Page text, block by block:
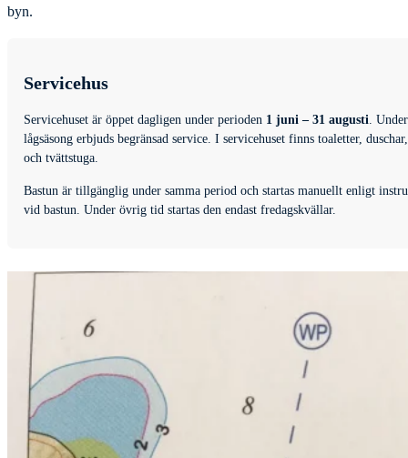
byn.
Servicehus
Servicehuset är öppet dagligen under perioden 1 juni – 31 augusti. Under
lågsäsong erbjuds begränsad service. I servicehuset finns toaletter,
och tvättstuga.
Bastun är tillgänglig under samma period och startas manuellt enligt
vid bastun. Under övrig tid startas den endast fredagskvällar.